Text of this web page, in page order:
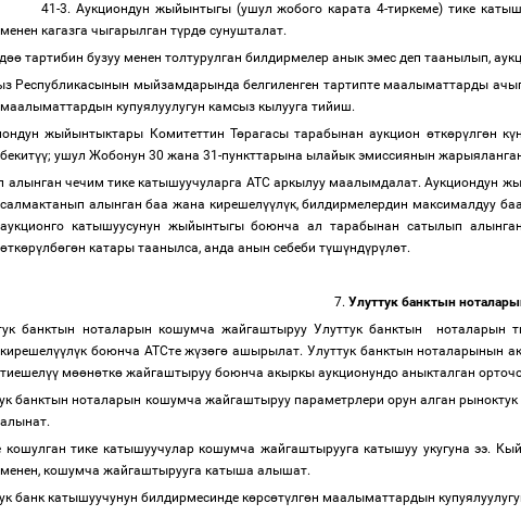
41-3. Аукциондун жыйынтыгы (ушул жобого карата 4-тиркеме) тике
менен кагазга чыгарылган түрдө сунушталат.
өө тартибин бузуу менен толтурулган билдирмелер анык эмес деп таанылып,
Республикасынын мыйзамдарында белгиленген тартипте маалыматтарды
маалыматтардын купуялуулугун камсыз кылууга тийиш.
жыйынтыктары Комитеттин Төрагасы тарабынан аукцион өткөрүлгөн күн
бекитүү; ушул Жобонун 30 жана 31-пункттарына ылайык эмиссиянын
алынган чечим тике катышуучуларга АТС аркылуу маалымдалат. Аукциондун
салмактанып алынган баа жана кирешелүүлүк, билдирмелердин максималдуу
аукционго катышуусунун жыйынтыгы боюнча ал тарабынан сатылып
өткөрүлбөгөн катары таанылса, анда анын себеби түшүндүрүлөт.
7. Улуттук банктын
банктын ноталарын кошумча жайгаштыруу Улуттук банктын ноталарын
кирешелүүлүк боюнча АТСте жүзөгө ашырылат. Улуттук банктын ноталарынын
тиешелүү мөөнөткө жайгаштыруу боюнча акыркы аукционундо аныкталган
банктын ноталарын кошумча жайгаштыруу параметрлери орун алган
алынат.
кошулган тике катышуучулар кошумча жайгаштырууга катышуу укугуна ээ.
менен, кошумча жайгаштырууга катыша алышат.
банк катышуучунун билдирмесинде көрсөтүлгөн маалыматтардын